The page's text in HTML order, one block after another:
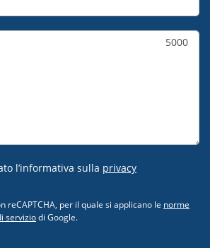
5000
l’informativa sulla privacy
reCAPTCHA, per il quale si applicano le norme
serviziodi Google.